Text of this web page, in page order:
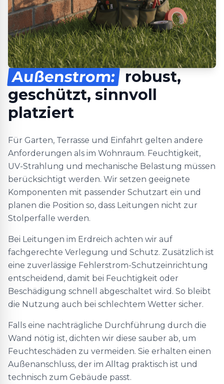
Außenstrom: robust,
geschützt, sinnvoll
platziert
Für Garten, Terrasse und Einfahrt gelten andere
Anforderungen als im Wohnraum. Feuchtigkeit,
UV-Strahlung und mechanische Belastung müssen
berücksichtigt werden. Wir setzen geeignete
Komponenten mit passender Schutzart ein und
planen die Position so, dass Leitungen nicht zur
Stolperfalle werden.
Bei Leitungen im Erdreich achten wir auf
fachgerechte Verlegung und Schutz. Zusätzlich ist
eine zuverlässige Fehlerstrom-Schutzeinrichtung
entscheidend, damit bei Feuchtigkeit oder
Beschädigung schnell abgeschaltet wird. So bleibt
die Nutzung auch bei schlechtem Wetter sicher.
Falls eine nachträgliche Durchführung durch die
Wand nötig ist, dichten wir diese sauber ab, um
Feuchteschäden zu vermeiden. Sie erhalten einen
Außenanschluss, der im Alltag praktisch ist und
technisch zum Gebäude passt.